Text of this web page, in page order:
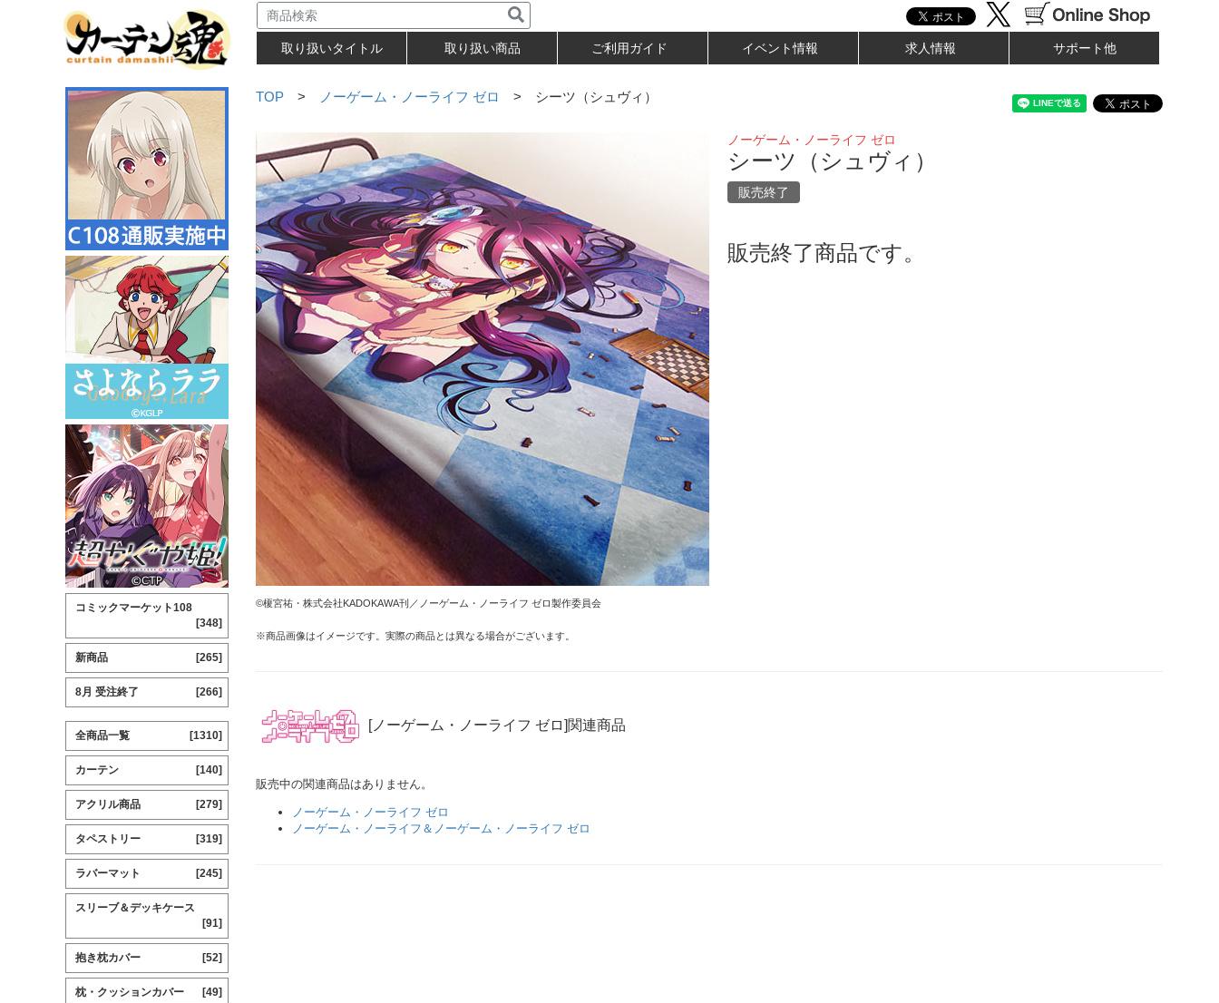
取り扱いタイトル 取り扱い商品 ご利用ガイド イベント情報 求人情報 サポート他
TOP > ノーゲーム・ノーライフ ゼロ > シーツ（シュヴィ）
©榎宮祐・株式会社KADOKAWA刊／ノーゲーム・ノーライフ ゼロ製作委員会
※商品画像はイメージです。実際の商品とは異なる場合がございます。
ノーゲーム・ノーライフ ゼロ
シーツ（シュヴィ）
販売終了
販売終了商品です。
[ノーゲーム・ノーライフ ゼロ]関連商品
販売中の関連商品はありません。
ノーゲーム・ノーライフ ゼロ
ノーゲーム・ノーライフ＆ノーゲーム・ノーライフ ゼロ
コミックマーケット108
[348]
新商品 [265]
8月 受注終了 [266]
全商品一覧 [1310]
カーテン [140]
アクリル商品 [279]
タペストリー [319]
ラバーマット [245]
スリーブ＆デッキケース
[91]
抱き枕カバー [52]
枕・クッションカバー [49]